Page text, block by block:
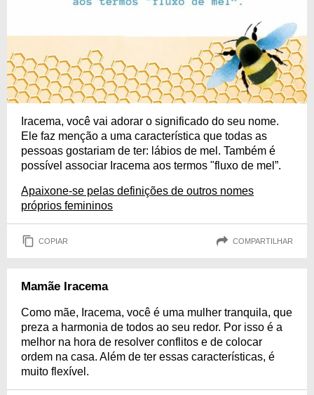
Iracema, você vai adorar o significado do seu nome.
Ele faz menção a uma característica que todas as
pessoas gostariam de ter: lábios de mel. Também é
possível associar Iracema aos termos "fluxo de mel”.
Apaixone-se pelas definições de outros nomes
próprios femininos
COPIAR COMPARTILHAR
Mamãe Iracema
Como mãe, Iracema, você é uma mulher tranquila, que
preza a harmonia de todos ao seu redor. Por isso é a
melhor na hora de resolver conflitos e de colocar
ordem na casa. Além de ter essas características, é
muito flexível.